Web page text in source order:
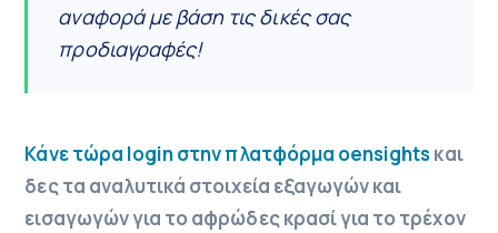
αναφορά με βάση τις δικές σας
προδιαγραφές!
Κάνε τώρα login στην πλατφόρμα oensightsκαι
δες τα αναλυτικά στοιχεία εξαγωγών και
εισαγωγών για το αφρώδες κρασί για το τρέχον